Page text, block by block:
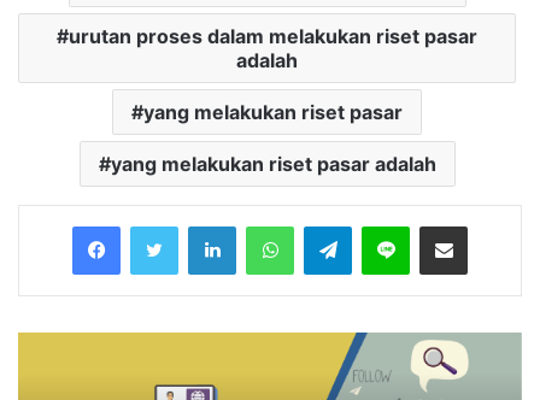
urutan proses dalam melakukan riset pasar
adalah
yang melakukan riset pasar
yang melakukan riset pasar adalah
Telegram